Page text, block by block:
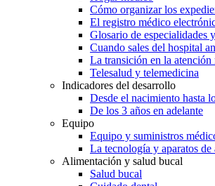
Cómo organizar los
El registro médico
Glosario de especialidades
Cuando sales del hospital
La transición en la atención
Telesalud y telemedicina
Indicadores del desarrollo
Desde el nacimiento hasta
De los 3 años en adelante
Equipo
Equipo y suministros
La tecnología y aparatos de
Alimentación y salud bucal
Salud bucal